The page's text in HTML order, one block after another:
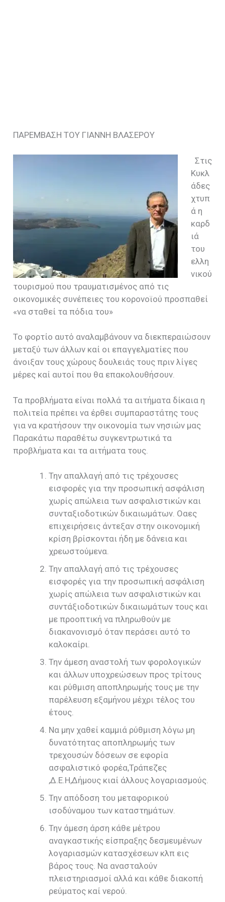
ΠΑΡΕΜΒΑΣΗ ΤΟΥ ΓΙΑΝΝΗ ΒΛΑΣΕΡΟΥ
Στις
Κυκλ
άδες
χτυπ
ά η
καρδ
ιά
του
ελλη
νικού
τουρισμού που τραυματισμένος από τις
οικονομικές συνέπειες του κορονοϊού προσπαθεί
«να σταθεί τα πόδια του»
Το φορτίο αυτό αναλαμβάνουν να διεκπεραιώσουν
μεταξύ των άλλων καί οι επαγγελματίες που
άνοιξαν τους χώρους δουλειάς τους πριν λίγες
μέρες καί αυτοί που θα επακολουθήσουν.
Τα προβλήματα είναι πολλά τα αιτήματα δίκαια η
πολιτεία πρέπει να έρθει συμπαραστάτης τους
για να κρατήσουν την οικονομία των νησιών μας
Παρακάτω παραθέτω συγκεντρωτικά τα
προβλήματα και τα αιτήματα τους.
Την απαλλαγή από τις τρέχουσες
εισφορές για την προσωπική ασφάλιση
χωρίς απώλεια των ασφαλιστικών και
συνταξιοδοτικών δικαιωμάτων. Οαες
επιχειρήσεις άντεξαν στην οικονομική
κρίση βρίσκονται ήδη με δάνεια και
χρεωστούμενα.
Την απαλλαγή από τις τρέχουσες
εισφορές για την προσωπική ασφάλιση
χωρίς απώλεια των ασφαλιστικών και
συντάξιοδοτικών δικαιωμάτων τους και
με προοπτική να πληρωθούν με
διακανονισμό όταν περάσει αυτό το
καλοκαίρι.
Την άμεση αναστολή των φορολογικών
και άλλων υποχρεώσεων προς τρίτους
και ρύθμιση αποπληρωμής τους με την
παρέλευση εξαμήνου μέχρι τέλος του
έτους.
Να μην χαθεί καμμιά ρύθμιση λόγω μη
δυνατότητας αποπληρωμής των
τρεχουσών δόσεων σε εφορία
ασφαλιστικό φορέα,Τράπεζες
,Δ.Ε.Η,Δήμους κιαί άλλους λογαριασμούς.
Την απόδοση του μεταφορικού
ισοδύναμου των καταστημάτων.
Την άμεση άρση κάθε μέτρου
αναγκαστικής είσπραξης δεσμευμένων
λογαριασμών κατασχέσεων κλπ εις
βάρος τους. Να ανασταλούν
πλειστηριασμοί αλλά και κάθε διακοπή
ρεύματος καί νερού.